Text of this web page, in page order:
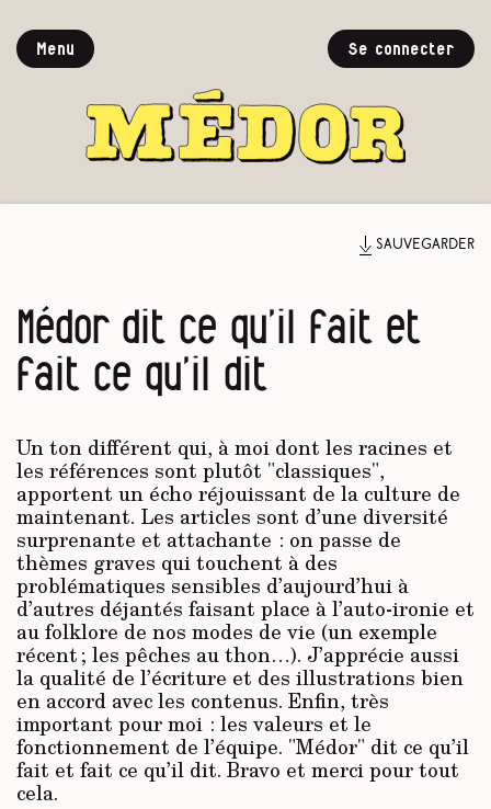
Menu Se connecter
Sauvegarder
Médor dit ce qu’il fait et
fait ce qu’il dit
Un ton différent qui, à moi dont les racines et
les références sont plutôt "classiques",
apportent un écho réjouissant de la culture de
maintenant. Les articles sont d’une diversité
surprenante et attachante : on passe de
thèmes graves qui touchent à des
problématiques sensibles d’aujourd’hui à
d’autres déjantés faisant place à l’auto-ironie et
au folklore de nos modes de vie (un exemple
récent ; les pêches au thon…). J’apprécie aussi
la qualité de l’écriture et des illustrations bien
en accord avec les contenus. Enfin, très
important pour moi : les valeurs et le
fonctionnement de l’équipe. "Médor" dit ce qu’il
fait et fait ce qu’il dit. Bravo et merci pour tout
cela.